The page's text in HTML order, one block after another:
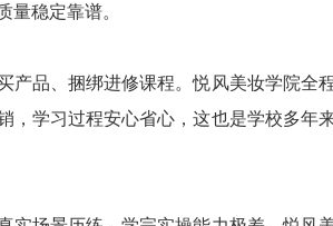
量稳定靠谱。
产品、捆绑进修课程。悦风美妆学院全
，学习过程安心省心，这也是学校多年